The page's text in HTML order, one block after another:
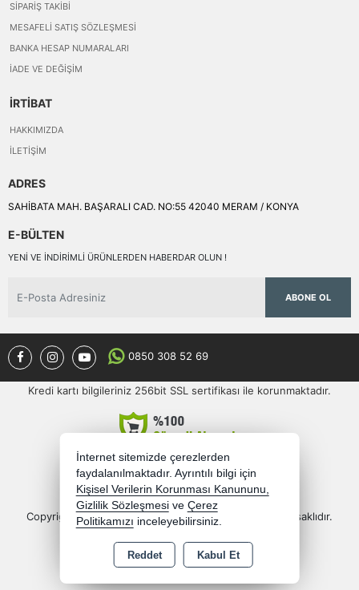
SIPARIŞ TAKIBI
MESAFELI SATIŞ SÖZLEŞMESI
BANKA HESAP NUMARALARI
İADE VE DEĞIŞIM
İRTİBAT
HAKKIMIZDA
İLETIŞIM
ADRES
SAHİBATA MAH. BAŞARALI CAD. NO:55 42040 MERAM / KONYA
E-BÜLTEN
YENI VE INDIRIMLI ÜRÜNLERDEN HABERDAR OLUN !
ABONE OL
0850 308 52 69
Kredi kartı bilgileriniz 256bit SSL sertifikası ile korunmaktadır.
Copyright 2026 semercioglutoptan.com - Tüm hakları saklıdır.
Bu site AKINSOFT E-Ticaret ile hazırlanmıştır.
İnternet sitemizde çerezlerden
faydalanılmaktadır. Ayrıntılı bilgi için
Kişisel Verilerin Korunması Kanununu,
Gizlilik Sözleşmesi ve Çerez
Politikamızı inceleyebilirsiniz.
Reddet Kabul Et